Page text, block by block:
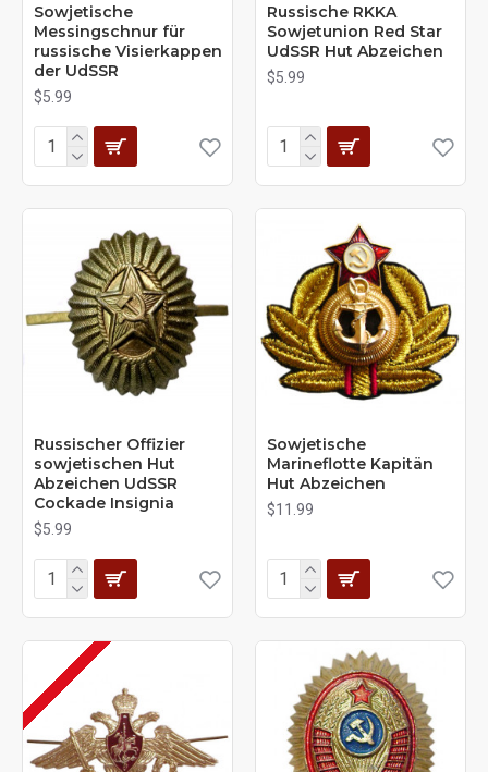
Sowjetische
Messingschnur für
russische Visierkappen
der UdSSR
$5.99
Russische RKKA
Sowjetunion Red Star
UdSSR Hut Abzeichen
$5.99
Russischer Offizier
sowjetischen Hut
Abzeichen UdSSR
Cockade Insignia
$5.99
Sowjetische
Marineflotte Kapitän
Hut Abzeichen
$11.99